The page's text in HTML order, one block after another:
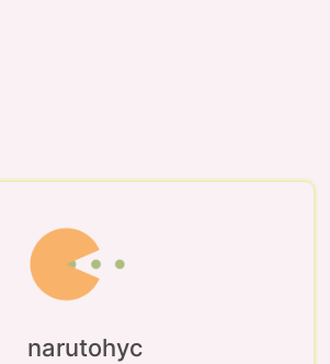
narutohyc